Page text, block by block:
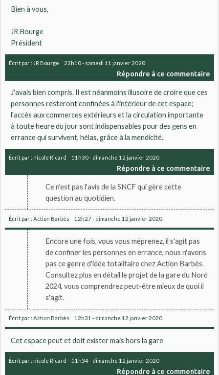
Bien à vous,
JR Bourge
Président
Écrit par : JR Bourge 22h10- samedi 11 janvier 2020
Répondre à ce commentaire
J'avais bien compris. Il est néanmoins illusoire de croire que ces
personnes resteront confinées à l'intérieur de cet espace;
l'accès aux commerces extérieurs et la circulation importante
à toute heure du jour sont indispensables pour des gens en
errance qui survivent, hélas, grâce à la mendicité.
Écrit par : nicole Ricard 11h30- dimanche 12 janvier 2020
Répondre à ce commentaire
Ce n'est pas l'avis de la SNCF qui gère cette
question au quotidien.
Écrit par :Action Barbès 12h27- dimanche 12 janvier 2020
Encore une fois, vous vous méprenez, il s'agit pas
de confiner les personnes en errance, nous n'avons
pas ce genre d'idée totalitaire chez Action Barbès.
Consultez plus en détail le projet de la gare du Nord
2024, vous comprendrez peut-être mieux de quoi il
s'agit.
Écrit par :Action Barbès 12h31 - dimanche 12 janvier 2020
Cet espace peut et doit exister mais hors la gare
Écrit par : nicole Ricard 11h34- dimanche 12 janvier 2020
Répondre à ce commentaire